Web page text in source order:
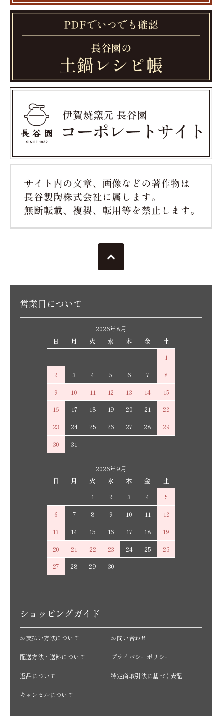
営業日について
2026年8月
日
月 火 水 木 金
土
1
2
3 4 5 6 7
8
9
10 11 12 13 14
15
16
17 18 19 20 21
22
23
24 25 26 27 28
29
30
31
2026年9月
日
月 火 水 木 金
土
1
2 3 4
5
6
7 8 9 10 11
12
13
14 15 16 17 18
19
20
21 22 23 24 25
26
27
28 29 30
ショッピングガイド
お支払い方法について
配送方法・送料について
返品について
キャンセルについて
お問い合わせ
プライバシーポリシー
特定商取引法に基づく表記